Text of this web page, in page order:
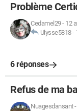
Problème
Cedamel29- 12
Ulysse5818-
6 réponses
Refus de ma
Nuagesdansant-